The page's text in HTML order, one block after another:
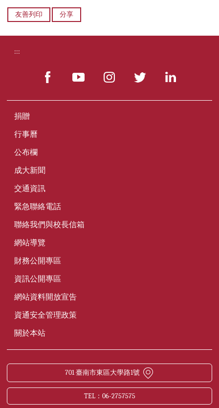
友善列印 分享
:::
捐贈
行事曆
公布欄
成大新聞
交通資訊
緊急聯絡電話
聯絡我們與校長信箱
網站導覽
財務公開專區
資訊公開專區
網站資料開放宣告
資通安全管理政策
關於本站
701 臺南市東區大學路1號
TEL：06-2757575